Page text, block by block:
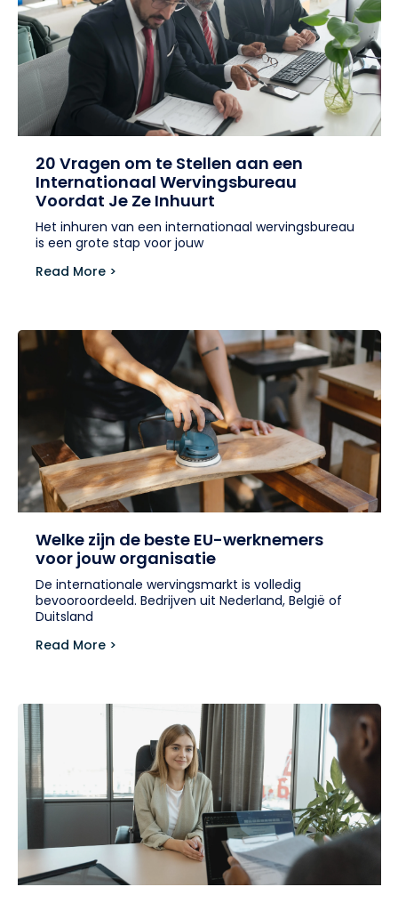
20 Vragen om te Stellen aan een
Internationaal Wervingsbureau
Voordat Je Ze Inhuurt
Het inhuren van een internationaal wervingsbureau
is een grote stap voor jouw
Read More >
Welke zijn de beste EU-werknemers
voor jouw organisatie
De internationale wervingsmarkt is volledig
bevooroordeeld. Bedrijven uit Nederland, België of
Duitsland
Read More >